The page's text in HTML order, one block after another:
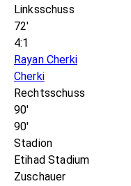
Linksschuss
72'
4:1
Rayan Cherki
Cherki
Rechtsschuss
90'
90'
Stadion
Etihad Stadium
Zuschauer